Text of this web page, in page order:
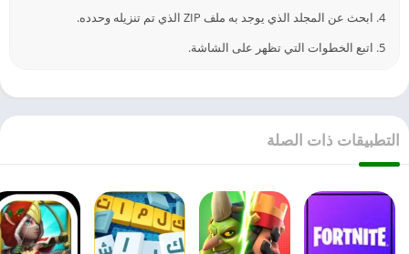
4. ابحث عن المجلد الذي يوجد به ملف ZIP الذي تم تنزيله وحدده.
5. اتبع الخطوات التي تظهر على الشاشة.
التطبيقات ذات الصلة